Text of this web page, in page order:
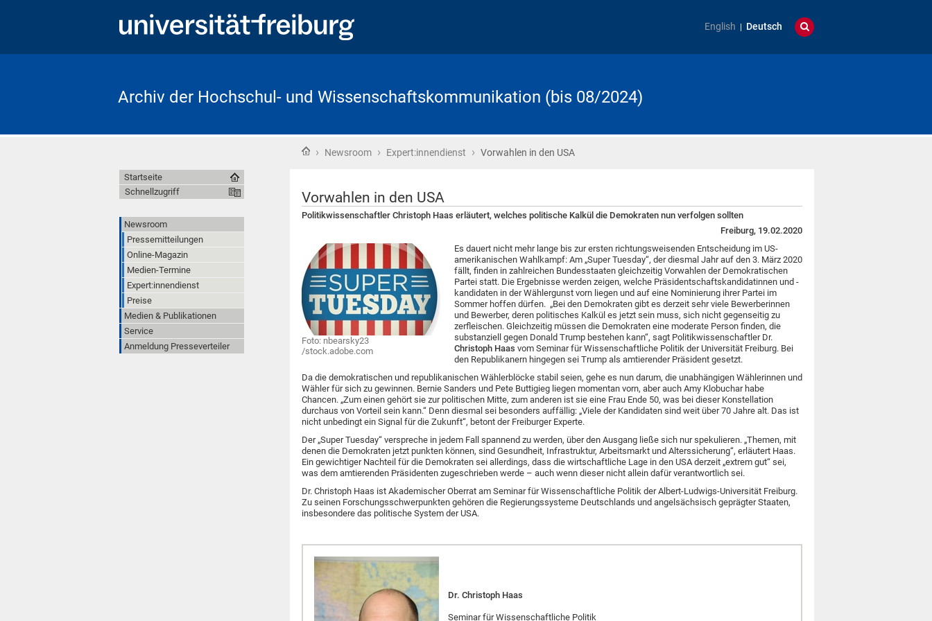
English Deutsch
Archiv der Hochschul- und Wissenschaftskommunikation (bis 08/2024)
Startseite
› Newsroom › Expert:innendienst › Vorwahlen in den USA
Vorwahlen in den USA
Politikwissenschaftler Christoph Haas erläutert, welches politische Kalkül die Demokraten nun verfolgen sollten
Freiburg, 19.02.2020
Foto: nbearsky23
/stock.adobe.com
Es dauert nicht mehr lange bis zur ersten richtungsweisenden Entscheidung im US-
amerikanischen Wahlkampf: Am „Super Tuesday“, der diesmal Jahr auf den 3. März 2020
fällt, finden in zahlreichen Bundesstaaten gleichzeitig Vorwahlen der Demokratischen
Partei statt. Die Ergebnisse werden zeigen, welche Präsidentschaftskandidatinnen und -
kandidaten in der Wählergunst vorn liegen und auf eine Nominierung ihrer Partei im
Sommer hoffen dürfen. „Bei den Demokraten gibt es derzeit sehr viele Bewerberinnen
und Bewerber, deren politisches Kalkül es jetzt sein muss, sich nicht gegenseitig zu
zerfleischen. Gleichzeitig müssen die Demokraten eine moderate Person finden, die
substanziell gegen Donald Trump bestehen kann“, sagt Politikwissenschaftler Dr.
Christoph Haas vom Seminar für Wissenschaftliche Politik der Universität Freiburg. Bei
den Republikanern hingegen sei Trump als amtierender Präsident gesetzt.
Da die demokratischen und republikanischen Wählerblöcke stabil seien, gehe es nun darum, die unabhängigen Wählerinnen und
Wähler für sich zu gewinnen. Bernie Sanders und Pete Buttigieg liegen momentan vorn, aber auch Amy Klobuchar habe
Chancen. „Zum einen gehört sie zur politischen Mitte, zum anderen ist sie eine Frau Ende 50, was bei dieser Konstellation
durchaus von Vorteil sein kann.“ Denn diesmal sei besonders auffällig: „Viele der Kandidaten sind weit über 70 Jahre alt. Das ist
nicht unbedingt ein Signal für die Zukunft“, betont der Freiburger Experte.
Der „Super Tuesday“ verspreche in jedem Fall spannend zu werden, über den Ausgang ließe sich nur spekulieren. „Themen, mit
denen die Demokraten jetzt punkten können, sind Gesundheit, Infrastruktur, Arbeitsmarkt und Alterssicherung“, erläutert Haas.
Ein gewichtiger Nachteil für die Demokraten sei allerdings, dass die wirtschaftliche Lage in den USA derzeit „extrem gut“ sei,
was dem amtierenden Präsidenten zugeschrieben werde – auch wenn dieser nicht allein dafür verantwortlich sei.
Dr. Christoph Haas ist Akademischer Oberrat am Seminar für Wissenschaftliche Politik der Albert-Ludwigs-Universität Freiburg.
Zu seinen Forschungsschwerpunkten gehören die Regierungssysteme Deutschlands und angelsächsisch geprägter Staaten,
insbesondere das politische System der USA.
Dr. Christoph Haas
Seminar für Wissenschaftliche Politik
Startseite
Schnellzugriff
Newsroom
Pressemitteilungen
Online-Magazin
Medien-Termine
Expert:innendienst
Preise
Medien & Publikationen
Service
Anmeldung Presseverteiler